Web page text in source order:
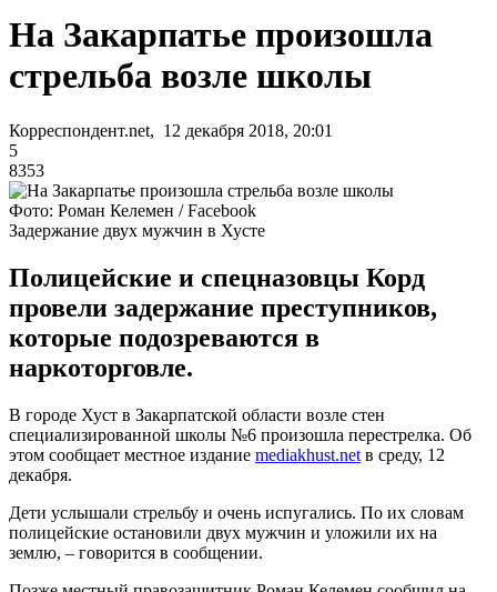
На Закарпатье произошла
стрельба возле школы
Корреспондент.net, 12 декабря 2018, 20:01
5
8353
Фото: Роман Келемен / Facebook
Задержание двух мужчин в Хусте
Полицейские и спецназовцы Корд
провели задержание преступников,
которые подозреваются в
наркоторговле.
В городе Хуст в Закарпатской области возле стен
специализированной школы №6 произошла перестрелка. Об
этом сообщает местное издание mediakhust.net в среду, 12
декабря.
Дети услышали стрельбу и очень испугались. По их словам
полицейские остановили двух мужчин и уложили их на
землю, – говорится в сообщении.